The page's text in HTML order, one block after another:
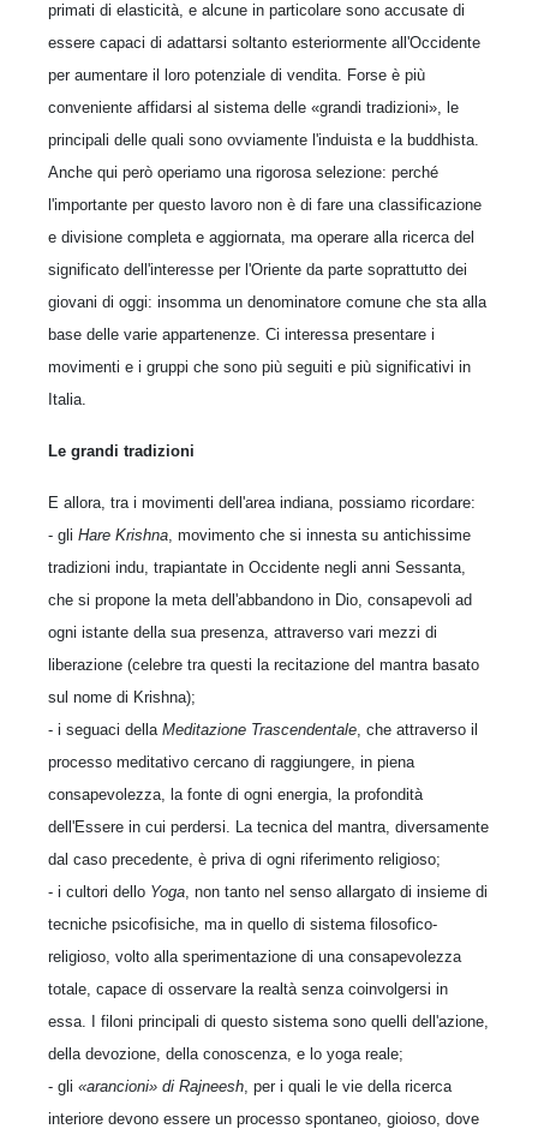
primati di elasticità, e alcune in particolare sono accusate di
essere capaci di adattarsi soltanto esteriormente all'Occidente
per aumentare il loro potenziale di vendita. Forse è più
conveniente affidarsi al sistema delle «grandi tradizioni», le
principali delle quali sono ovviamente l'induista e la buddhista.
Anche qui però operiamo una rigorosa selezione: perché
l'importante per questo lavoro non è di fare una classificazione
e divisione completa e aggiornata, ma operare alla ricerca del
significato dell'interesse per l'Oriente da parte soprattutto dei
giovani di oggi: insomma un denominatore comune che sta alla
base delle varie appartenenze. Ci interessa presentare i
movimenti e i gruppi che sono più seguiti e più significativi in
Italia.
Le grandi tradizioni
E allora, tra i movimenti dell'area indiana, possiamo ricordare:
- gli Hare Krishna, movimento che si innesta su antichissime
tradizioni indu, trapiantate in Occidente negli anni Sessanta,
che si propone la meta dell'abbandono in Dio, consapevoli ad
ogni istante della sua presenza, attraverso vari mezzi di
liberazione (celebre tra questi la recitazione del mantra basato
sul nome di Krishna);
- i seguaci della Meditazione Trascendentale, che attraverso il
processo meditativo cercano di raggiungere, in piena
consapevolezza, la fonte di ogni energia, la profondità
dell'Essere in cui perdersi. La tecnica del mantra, diversamente
dal caso precedente, è priva di ogni riferimento religioso;
- i cultori dello Yoga, non tanto nel senso allargato di insieme di
tecniche psicofisiche, ma in quello di sistema filosofico-
religioso, volto alla sperimentazione di una consapevolezza
totale, capace di osservare la realtà senza coinvolgersi in
essa. I filoni principali di questo sistema sono quelli dell'azione,
della devozione, della conoscenza, e lo yoga reale;
- gli «arancioni» di Rajneesh, per i quali le vie della ricerca
interiore devono essere un processo spontaneo, gioioso, dove